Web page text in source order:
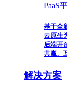
PaaS
基于全
云原生
后端开
共赢、
解决方案